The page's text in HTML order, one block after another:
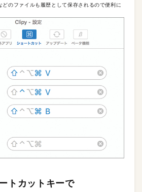
どのファイルも履歴として保存されるので便利に
トカットキーで